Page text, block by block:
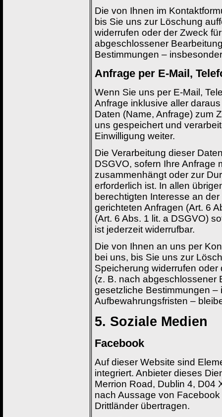
Die von Ihnen im
bis Sie uns zur Löschung
widerrufen oder der Zweck
abgeschlossener
Bestimmungen –
Anfrage per E-Mail,
Wenn Sie uns per E-Mail,
Anfrage inklusive aller
Daten (Name, Anfrage) zum
uns gespeichert und
Einwilligung weiter.
Die Verarbeitung dieser
DSGVO, sofern Ihre Anfrage
zusammenhängt oder zur
erforderlich ist. In allen
berechtigten Interesse an
gerichteten Anfragen (Art. 6
(Art. 6 Abs. 1 lit. a DSGVO)
ist jederzeit widerrufbar.
Die von Ihnen an uns per
bei uns, bis Sie uns zur
Speicherung widerrufen
(z. B. nach abgeschlossener
gesetzliche Bestimmungen
Aufbewahrungsfristen –
5. Soziale Medien
Facebook
Auf dieser Website sind
integriert. Anbieter dieses
Merrion Road, Dublin 4, D04
nach Aussage von
Drittländer übertragen.